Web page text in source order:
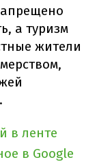
а туризм
жители
в ленте
в Google